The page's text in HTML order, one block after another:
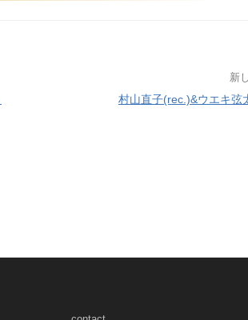
新
村山直子(rec.)&ウエキ弦